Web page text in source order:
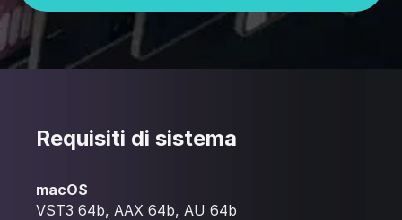
Requisiti di sistema
macOS
VST3 64b, AAX 64b, AU 64b